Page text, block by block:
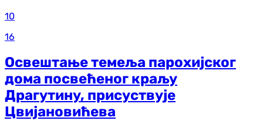
10
16
Освештање темеља парохијског
дома посвећеног краљу
Драгутину, присуствује
Цвијановићева